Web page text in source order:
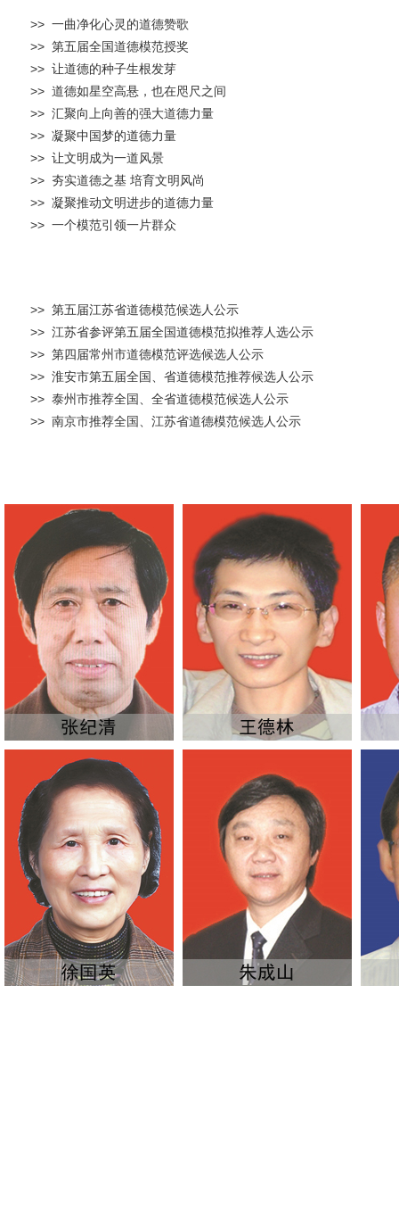
>> 一曲净化心灵的道德赞歌
>> 第五届全国道德模范授奖
>> 让道德的种子生根发芽
>> 道德如星空高悬，也在咫尺之间
>> 汇聚向上向善的强大道德力量
>> 凝聚中国梦的道德力量
>> 让文明成为一道风景
>> 夯实道德之基 培育文明风尚
>> 凝聚推动文明进步的道德力量
>> 一个模范引领一片群众
>> 第五届江苏省道德模范候选人公示
>> 江苏省参评第五届全国道德模范拟推荐人选公示
>> 第四届常州市道德模范评选候选人公示
>> 淮安市第五届全国、省道德模范推荐候选人公示
>> 泰州市推荐全国、全省道德模范候选人公示
>> 南京市推荐全国、江苏省道德模范候选人公示